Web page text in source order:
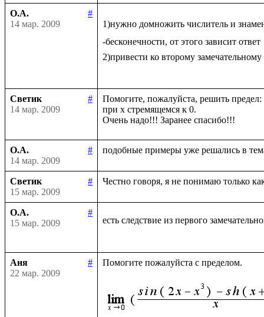
О.А.
#
14 мар. 2009
1)нужно домножить числитель и
-бесконечности, от этого зависит ответ
2)привести ко второму замечательному
Светик
#
14 мар. 2009
Помогите, пожалуйста, решить предел:
при х стремящемся к 0.
О.А.
#
14 мар. 2009
Светик
#
15 мар. 2009
О.А.
#
15 мар. 2009
есть следствие из первого
Аня
#
22 мар. 2009
Помогите пожалуйста с пределом.